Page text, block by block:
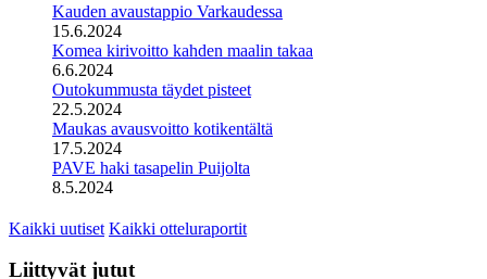
Kauden avaustappio Varkaudessa
15.6.2024
Komea kirivoitto kahden maalin takaa
6.6.2024
Outokummusta täydet pisteet
22.5.2024
Maukas avausvoitto kotikentältä
17.5.2024
PAVE haki tasapelin Puijolta
8.5.2024
Kaikki uutiset Kaikki otteluraportit
Liittyvät jutut